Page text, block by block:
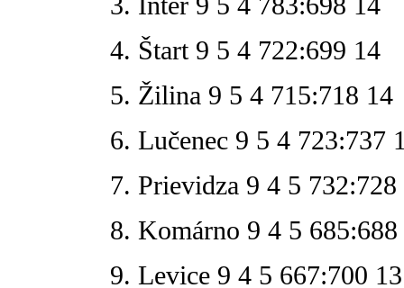
4. Štart 9 5 4 722:699 14
5. Žilina 9 5 4 715:718 14
6. Lučenec 9 5 4 723:737
7. Prievidza 9 4 5 732:728
8. Komárno 9 4 5 685:688
9. Levice 9 4 5 667:700 13